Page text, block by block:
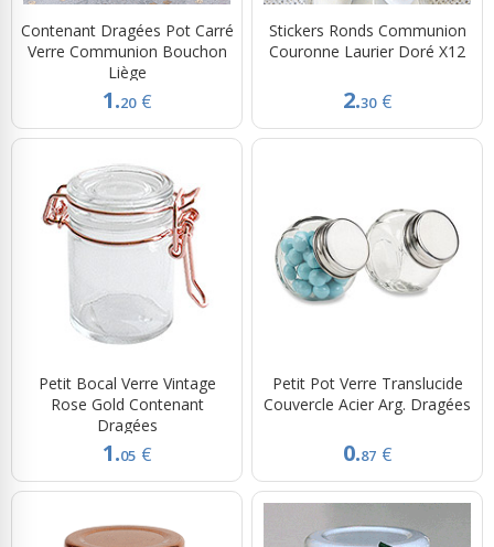
Contenant Dragées Pot Carré
Verre Communion Bouchon
Liège
1.20 €
Stickers Ronds Communion
Couronne Laurier Doré X12
2.30 €
Petit Bocal Verre Vintage
Rose Gold Contenant
Dragées
1.05 €
Petit Pot Verre Translucide
Couvercle Acier Arg. Dragées
0.87 €